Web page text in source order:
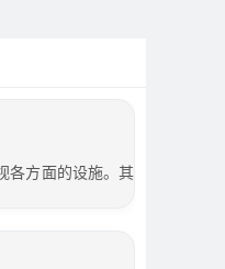
各方面的设施。其